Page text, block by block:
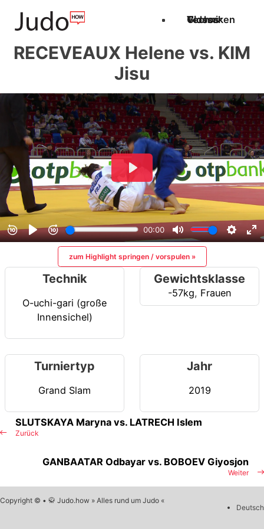
Techniken
Videos
Glossar
RECEVEAUX Helene vs. KIM
Jisu
zum Highlight springen / vorspulen »
Technik
O-uchi-gari (große
Innensichel)
Gewichtsklasse
-57kg, Frauen
Turniertyp
Grand Slam
Jahr
2019
Zurück
SLUTSKAYA Maryna vs. LATRECH Islem
Weiter
GANBAATAR Odbayar vs. BOBOEV Giyosjon
Copyright © • 🥋 Judo.how » Alles rund um Judo «
Deutsch